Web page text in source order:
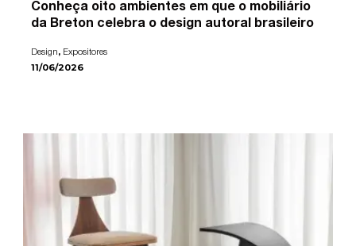
Conheça oito ambientes em que o mobiliário
da Breton celebra o design autoral brasileiro
Design, Expositores
11/06/2026